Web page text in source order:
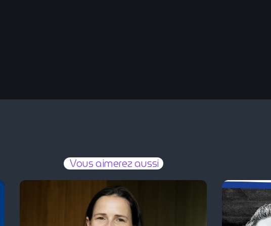
Vous aimerez aussi
L'invité Seven